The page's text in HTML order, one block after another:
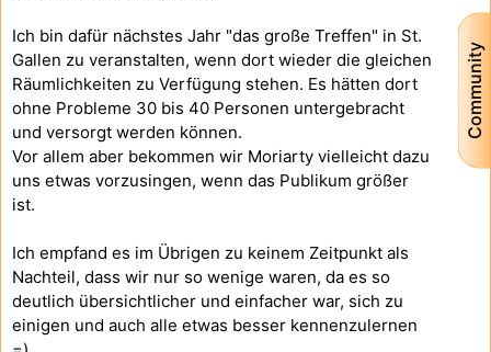
Community
Ich bin dafür nächstes Jahr "das große Treffen" in St.
Gallen zu veranstalten, wenn dort wieder die gleichen
Räumlichkeiten zu Verfügung stehen. Es hätten dort
ohne Probleme 30 bis 40 Personen untergebracht
und versorgt werden können.
Vor allem aber bekommen wir Moriarty vielleicht dazu
uns etwas vorzusingen, wenn das Publikum größer
ist.
Ich empfand es im Übrigen zu keinem Zeitpunkt als
Nachteil, dass wir nur so wenige waren, da es so
deutlich übersichtlicher und einfacher war, sich zu
einigen und auch alle etwas besser kennenzulernen